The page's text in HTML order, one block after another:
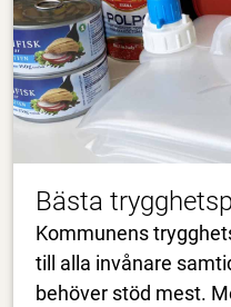
Bästa
Kommunens
till alla invånare
behöver stöd mest.